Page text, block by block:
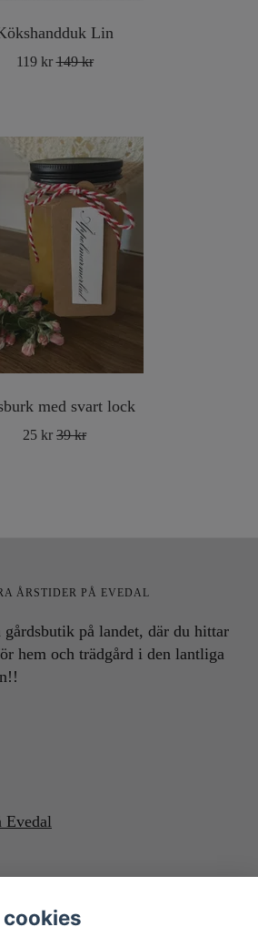
Lin
119 kr149 kr
med svart lock
25 kr 39 kr
ÅRSTIDER PÅ EVEDAL
på landet, där du hittar
hem och trädgård i den lantliga
Evedal
DU TILL NUMMER 1232700987